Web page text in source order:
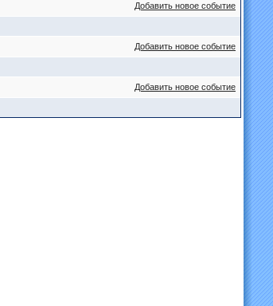
Добавить новое событие
Добавить новое событие
Добавить новое событие